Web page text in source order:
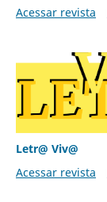
Acessar revista
Letr@ Viv@
Acessar revista